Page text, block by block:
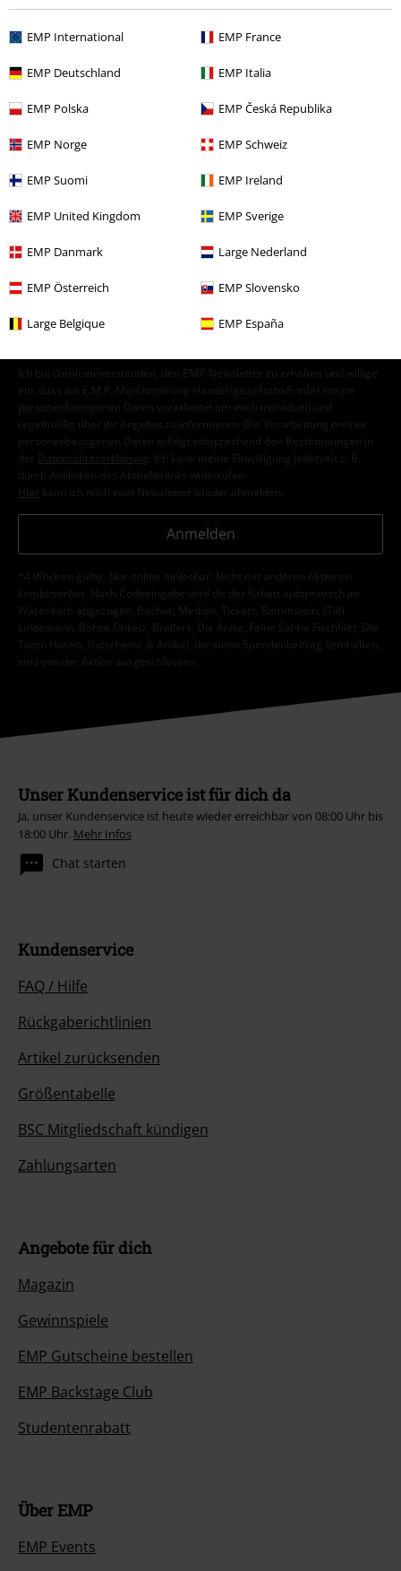
EMP International EMP France
EMP Deutschland EMP Italia
EMP Polska EMP Česká Republika
EMP Norge EMP Schweiz
EMP Suomi EMP Ireland
EMP United Kingdom EMP Sverige
EMP Danmark Large Nederland
EMP Österreich EMP Slovensko
Large Belgique EMP España
Themen Schwarze Kleidung Schwarze T-Shirts
Bekleidung T-Shirts & Tops T-Shirts
Neu Bekleidung T-shirts
Band Merch
Greif einen 15%* Gutschein ab, wenn du dich
Ich bin damit einverstanden, den EMP-Newsletter zu erhalten und willige
ein, dass die E.M.P. Merchandising Handelsgesellschaft mbH meine
personenbezogenen Daten verarbeitet um mich individuell und
regelmäßig über ihr Angebot zu informieren. Die Verarbeitung meiner
personenbezogenen Daten erfolgt entsprechend den Bestimmungen in
der
Datenschutzerklärung
. Ich kann meine Einwilligung jederzeit z. B.
durch Anklicken des Abmeldelinks widerrufen.
Hier kann ich mich vom Newsletter wieder abmelden.
Anmelden
*4 Wochen gültig. Nur online einlösbar. Nicht mit anderen Aktionen
kombinierbar. Nach Codeeingabe wird dir der Rabatt automatisch im
Warenkorb abgezogen. Bücher, Medien, Tickets, Rammstein, (Till)
Lindemann, Böhse Onkelz, Broilers, Die Ärzte, Feine Sahne Fischfilet, Die
Toten Hosen, Gutscheine & Artikel, die einen Spendenbeitrag beinhalten,
sind von der Aktion ausgeschlossen.
Unser Kundenservice ist für dich da
Ja, unser Kundenservice ist heute wieder erreichbar von 08:00 Uhr bis
18:00 Uhr. Mehr Infos
Chat starten
Kundenservice
FAQ / Hilfe
Rückgaberichtlinien
Artikel zurücksenden
Größentabelle
BSC Mitgliedschaft kündigen
Zahlungsarten
Angebote für dich
Magazin
Gewinnspiele
EMP Gutscheine bestellen
EMP Backstage Club
Studentenrabatt
Über EMP
EMP Events